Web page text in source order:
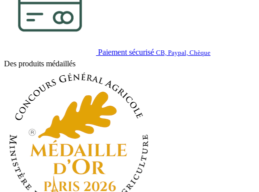
Paiement sécurisé CB, Paypal, Chèque
Des produits médaillés